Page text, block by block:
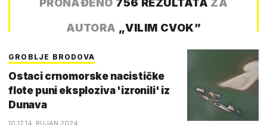
PRONAĐENO 756 REZULTATA ZA
AUTORA „VILIM CVOK”
GROBLJE BRODOVA
Ostaci crnomorske nacističke
flote puni eksploziva 'izronili' iz
Dunava
10:17 14. RUJAN 2024.